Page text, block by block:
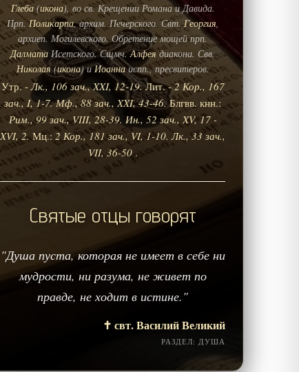
Глеба(икона), во св. Крещении Романа и Давида.
Прп.Поликарпа, архим. Печерского. Свт.Георгия,
архиеп. Могилевского. Обретение мощей прп.
Далмата Исетского. Сщмч.Алфеядиакона. Свв.
Николая(икона) иИоаннаиспп., пресвитеров.
Утр. -Лк., 106 зач., XXI, 12-19.Лит. -2 Кор., 167
зач., I, 1-7. Мф., 88 зач., XXI, 43-46.Блгвв. кнн.:
Рим., 99 зач., VIII, 28-39. Ин., 52 зач., XV, 17 -
XVI, 2.Мц.: 2 Кор., 181 зач., VI, 1-10. Лк., 33 зач.,
VII, 36-50 .
Святые отцы говорят
"Душа пуста, которая не имеет в себе ни
мудрости, ни разума, не живет по
правде, не ходит в истине."
✝️ свт. Василий Великий
РАЗДЕЛ: ДУША